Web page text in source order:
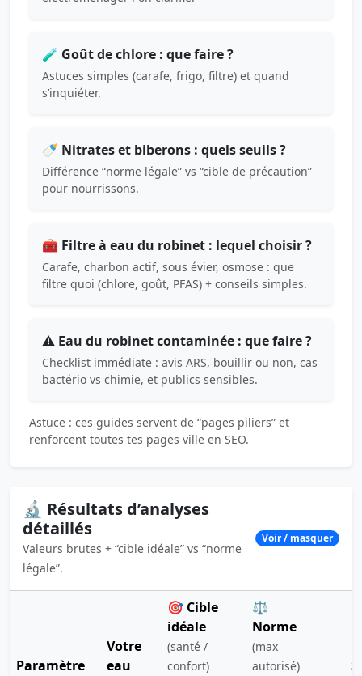
🧪 Goût de chlore : que faire ?
Astuces simples (carafe, frigo, filtre) et quand
s’inquiéter.
🍼 Nitrates et biberons : quels seuils ?
Différence “norme légale” vs “cible de précaution”
pour nourrissons.
🧰 Filtre à eau du robinet : lequel choisir ?
Carafe, charbon actif, sous évier, osmose : que
filtre quoi (chlore, goût, PFAS) + conseils simples.
⚠️ Eau du robinet contaminée : que faire ?
Checklist immédiate : avis ARS, bouillir ou non, cas
bactério vs chimie, et publics sensibles.
Astuce : ces guides servent de “pages piliers” et
renforcent toutes tes pages ville en SEO.
🔬 Résultats d’analyses
détaillés
Valeurs brutes + “cible idéale” vs “norme
légale”.
Voir / masquer
Paramètre
Votre
eau
🎯 Cible
idéale
(santé /
confort)
⚖️
Norme
(max
autorisé)